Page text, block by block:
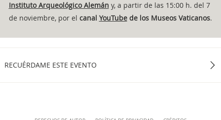
Instituto Arqueológico Alemán y, a partir de las 15:00 h. del 7
de noviembre, por el canal YouTubede los Museos Vaticanos.
RECUÉRDAME ESTE EVENTO